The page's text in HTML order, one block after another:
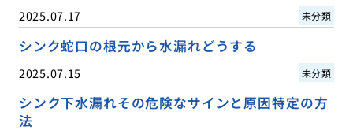
2025.07.17 未分類
シンク蛇口の根元から水漏れどうする
2025.07.15 未分類
シンク下水漏れその危険なサインと原因特定の方
法